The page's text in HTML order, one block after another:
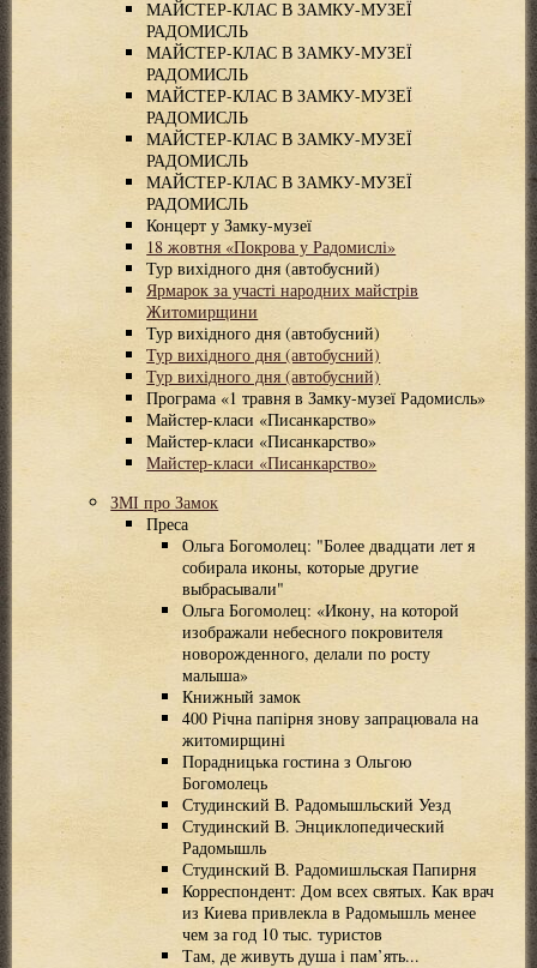
МАЙСТЕР-КЛАС В ЗАМКУ-МУЗЕЇ
РАДОМИСЛЬ
МАЙСТЕР-КЛАС В ЗАМКУ-МУЗЕЇ
РАДОМИСЛЬ
МАЙСТЕР-КЛАС В ЗАМКУ-МУЗЕЇ
РАДОМИСЛЬ
МАЙСТЕР-КЛАС В ЗАМКУ-МУЗЕЇ
РАДОМИСЛЬ
МАЙСТЕР-КЛАС В ЗАМКУ-МУЗЕЇ
РАДОМИСЛЬ
Концерт у Замку-музеї
18 жовтня «Покрова у Радомислі»
Тур вихідного дня (автобусний)
Ярмарок за участі народних майстрів
Житомирщини
Тур вихідного дня (автобусний)
Тур вихідного дня (автобусний)
Тур вихідного дня (автобусний)
Програма «1 травня в Замку-музеї Радомисль»
Майстер-класи «Писанкарство»
Майстер-класи «Писанкарство»
Майстер-класи «Писанкарство»
ЗМІ про Замок
Преса
Ольга Богомолец: "Более двадцати лет я
собирала иконы, которые другие
выбрасывали"
Ольга Богомолец: «Икону, на которой
изображали небесного покровителя
новорожденного, делали по росту
малыша»
Книжный замок
400 Річна папірня знову запрацювала на
житомирщині
Порадницька гостина з Ольгою
Богомолець
Студинский В. Радомышльский Уезд
Студинский В. Энциклопедический
Радомышль
Студинский В. Радомишльская Папирня
Корреспондент: Дом всех святых. Как врач
из Киева привлекла в Радомышль менее
чем за год 10 тыс. туристов
Там, де живуть душа і пам’ять...